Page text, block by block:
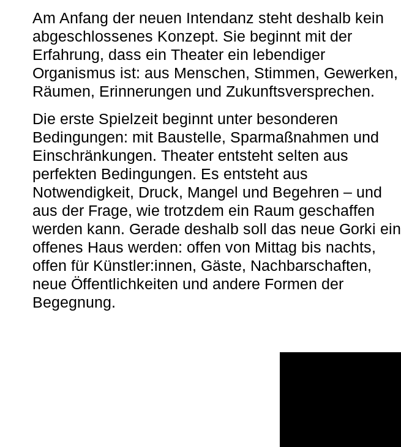
Am Anfang der neuen Intendanz steht deshalb kein
abgeschlossenes Konzept. Sie beginnt mit der
Erfahrung, dass ein Theater ein lebendiger
Organismus ist: aus Menschen, Stimmen, Gewerken,
Räumen, Erinnerungen und Zukunftsversprechen.
Die erste Spielzeit beginnt unter besonderen
Bedingungen: mit Baustelle, Sparmaßnahmen und
Einschränkungen. Theater entsteht selten aus
perfekten Bedingungen. Es entsteht aus
Notwendigkeit, Druck, Mangel und Begehren – und
aus der Frage, wie trotzdem ein Raum geschaffen
werden kann. Gerade deshalb soll das neue Gorki ein
offenes Haus werden: offen von Mittag bis nachts,
offen für Künstler:innen, Gäste, Nachbarschaften,
neue Öffentlichkeiten und andere Formen der
Begegnung.